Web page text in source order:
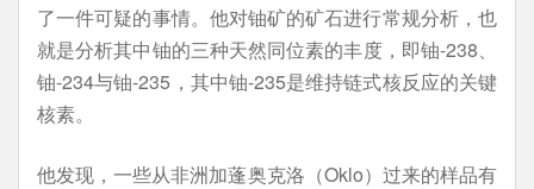
了一件可疑的事情。他对铀矿的矿石进行常规分析，也
就是分析其中铀的三种天然同位素的丰度，即铀-238、
铀-234与铀-235，其中铀-235是维持链式核反应的关键
核素。
他发现，一些从非洲加蓬奥克洛（Oklo）过来的样品有